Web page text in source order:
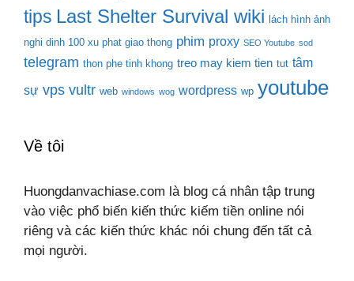
tips Last Shelter Survival wiki lách hình ảnh
nghi dinh 100 xu phat giao thong phim proxy SEO Youtube sod
telegram thon phe tinh khong treo may kiem tien tut tâm
sự vps vultr web windows wog wordpress wp youtube
Về tôi
Huongdanvachiase.com là blog cá nhân tập trung
vào việc phổ biến kiến thức kiếm tiền online nói
riêng và các kiến thức khác nói chung đến tất cả
mọi người.